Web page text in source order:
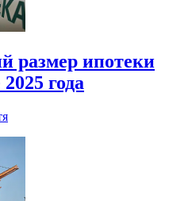
размер ипотеки
года